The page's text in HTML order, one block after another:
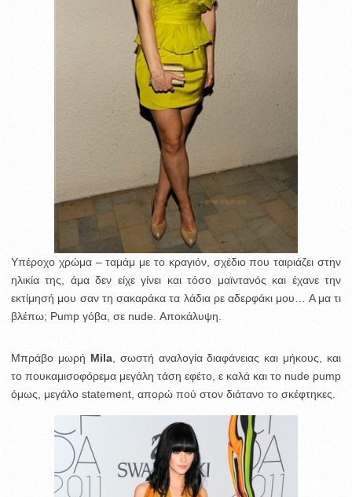
Υπέροχο χρώμα – ταμάμ με το κραγιόν, σχέδιο που ταιριάζει στην
ηλικία της, άμα δεν είχε γίνει και τόσο μαϊντανός και έχανε την
εκτίμησή μου σαν τη σακαράκα τα λάδια ρε αδερφάκι μου… Α μα τι
βλέπω; Pump γόβα, σε nude. Αποκάλυψη.
Mπράβο μωρή Mila, σωστή αναλογία διαφάνειας και μήκους, και
το πουκαμισοφόρεμα μεγάλη τάση εφέτο, ε καλά και το nude pump
όμως, μεγάλο statement, απορώ πού στον διάτανο το σκέφτηκες.